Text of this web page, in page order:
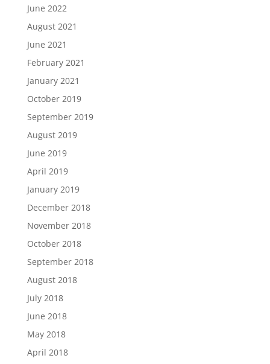
June 2022
August 2021
June 2021
February 2021
January 2021
October 2019
September 2019
August 2019
June 2019
April 2019
January 2019
December 2018
November 2018
October 2018
September 2018
August 2018
July 2018
June 2018
May 2018
April 2018